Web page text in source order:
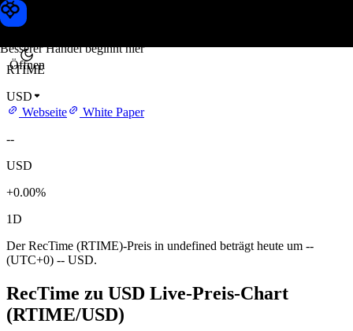
Besserer Handel beginnt hier
Öffnen
RecTime Kurs
RTIME
USD
Webseite
White Paper
--
USD
+0.00%
1D
Der RecTime (RTIME)-Preis in undefined beträgt heute um --
(UTC+0) -- USD.
RecTime zu USD Live-Preis-Chart
(RTIME/USD)